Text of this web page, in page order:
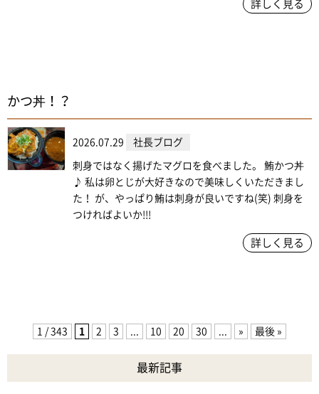
詳しく見る
かつ丼！？
2026.07.29 社長ブログ
刺身ではなく揚げたマグロを食べました。 鮪かつ丼
♪ 私は卵とじが大好きなので美味しくいただきまし
た！ が、やっぱり鮪は刺身が良いですね(笑) 刺身を
つければよいか!!!
詳しく見る
1 / 343 1 2 3 10 20 30 » 最後 »
最新記事